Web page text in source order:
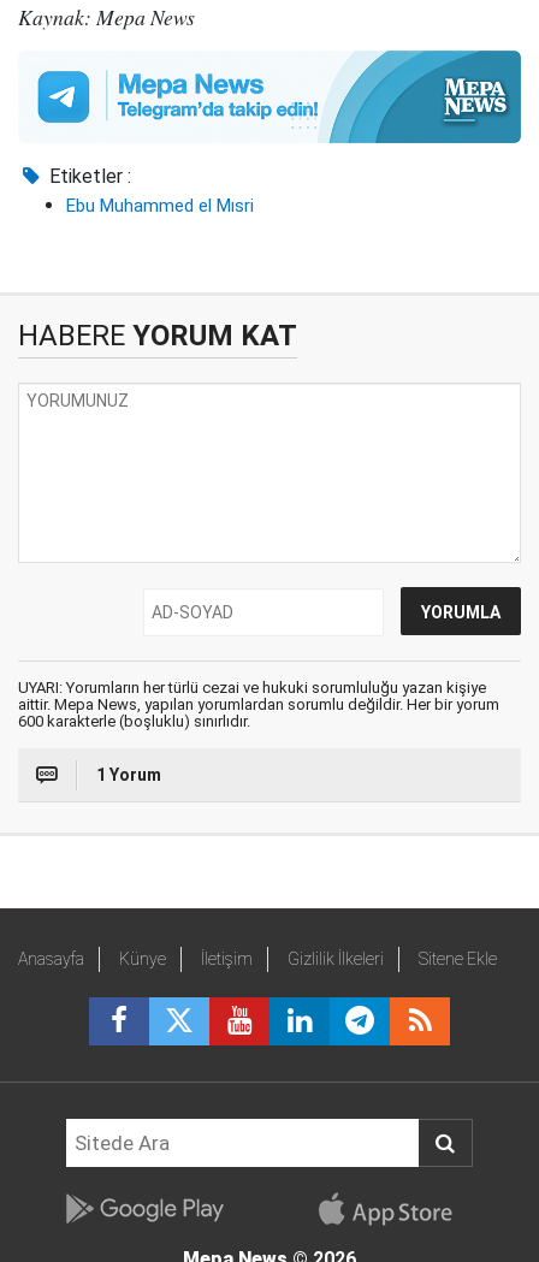
Kaynak: Mepa News
Etiketler :
Ebu Muhammed el Mısri
HABERE YORUM KAT
UYARI: Yorumların her türlü cezai ve hukuki sorumluluğu yazan kişiye
aittir. Mepa News, yapılan yorumlardan sorumlu değildir. Her bir yorum
600 karakterle (boşluklu) sınırlıdır.
1 Yorum
Anasayfa Künye İletişim Gizlilik İlkeleri Sitene Ekle